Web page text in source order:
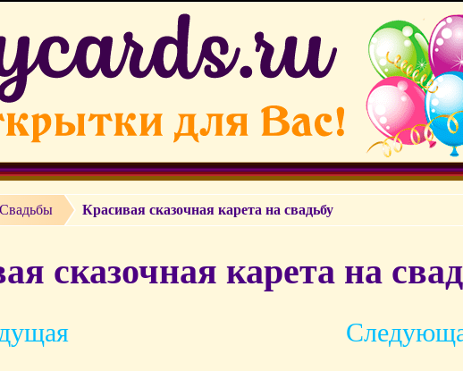
Красивая сказочная карета на свадьбу
сказочная карета на